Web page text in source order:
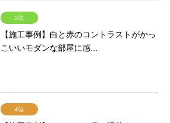
3位
【施工事例】白と赤のコントラストがかっ
こいいモダンな部屋に感...
4位